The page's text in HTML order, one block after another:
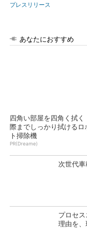
プレスリリース
あなたにおすすめ
四角い部屋を四角く拭く
際までしっかり拭けるロ
ト掃除機
PR(Dreame)
次世代
プロセ
理由を